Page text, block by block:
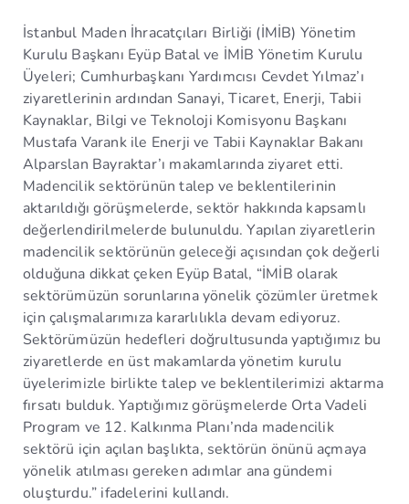
İstanbul Maden İhracatçıları Birliği (İMİB) Yönetim
Kurulu Başkanı Eyüp Batal ve İMİB Yönetim Kurulu
Üyeleri; Cumhurbaşkanı Yardımcısı Cevdet Yılmaz’ı
ziyaretlerinin ardından Sanayi, Ticaret, Enerji, Tabii
Kaynaklar, Bilgi ve Teknoloji Komisyonu Başkanı
Mustafa Varank ile Enerji ve Tabii Kaynaklar Bakanı
Alparslan Bayraktar’ı makamlarında ziyaret etti.
Madencilik sektörünün talep ve beklentilerinin
aktarıldığı görüşmelerde, sektör hakkında kapsamlı
değerlendirilmelerde bulunuldu. Yapılan ziyaretlerin
madencilik sektörünün geleceği açısından çok değerli
olduğuna dikkat çeken Eyüp Batal, “İMİB olarak
sektörümüzün sorunlarına yönelik çözümler üretmek
için çalışmalarımıza kararlılıkla devam ediyoruz.
Sektörümüzün hedefleri doğrultusunda yaptığımız bu
ziyaretlerde en üst makamlarda yönetim kurulu
üyelerimizle birlikte talep ve beklentilerimizi aktarma
fırsatı bulduk. Yaptığımız görüşmelerde Orta Vadeli
Program ve 12. Kalkınma Planı’nda madencilik
sektörü için açılan başlıkta, sektörün önünü açmaya
yönelik atılması gereken adımlar ana gündemi
oluşturdu.” ifadelerini kullandı.